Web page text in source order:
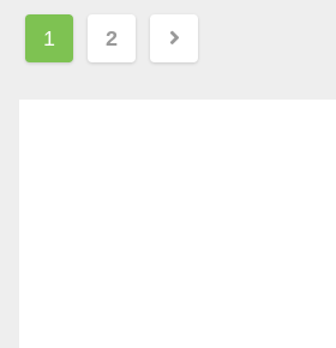
投
稿
1 2